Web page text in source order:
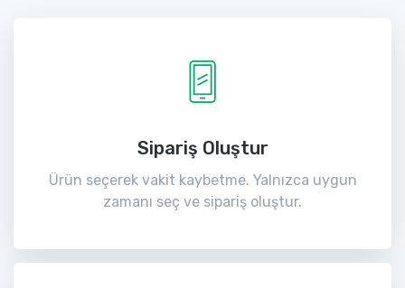
Sipariş Oluştur
Ürün seçerek vakit kaybetme. Yalnızca uygun
zamanı seç ve sipariş oluştur.